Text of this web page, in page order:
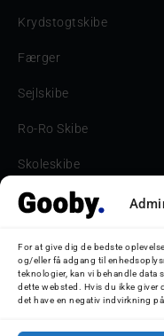
For at give dig de bedste
og/eller få adgang til
teknologier, kan vi behandle
dette websted. Hvis du ikke giver
det have en negativ indvirkning
Krydstogtskibe
Færger
Sejlskibe
Ro-Ro Skibe
Skoleskibe
Havne & Turbåde samt
Bilskib
Storebæltsbroen